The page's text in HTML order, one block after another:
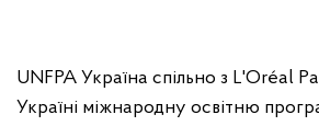
UNFPA Україна спільно з L'Oréal
Україні міжнародну освітню